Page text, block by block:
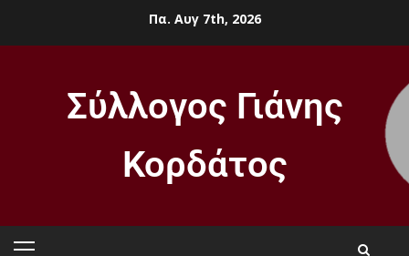
Πα. Αυγ 7th, 2026
Σύλλογος Γιάνης
Κορδάτος